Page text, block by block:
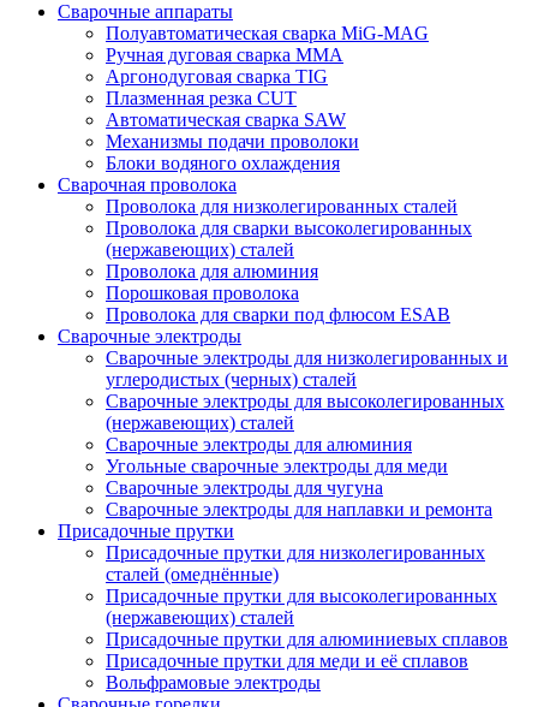
Сварочные аппараты
Полуавтоматическая сварка MiG-MAG
Ручная дуговая сварка MMA
Аргонодуговая сварка TIG
Плазменная резка CUT
Автоматическая сварка SAW
Механизмы подачи проволоки
Блоки водяного охлаждения
Сварочная проволока
Проволока для низколегированных сталей
Проволока для сварки высоколегированных
(нержавеющих) сталей
Проволока для алюминия
Порошковая проволока
Проволока для сварки под флюсом ESAB
Сварочные электроды
Сварочные электроды для низколегированных и
углеродистых (черных) сталей
Сварочные электроды для высоколегированных
(нержавеющих) сталей
Сварочные электроды для алюминия
Угольные сварочные электроды для меди
Сварочные электроды для чугуна
Сварочные электроды для наплавки и ремонта
Присадочные прутки
Присадочные прутки для низколегированных
сталей (омеднённые)
Присадочные прутки для высоколегированных
(нержавеющих) сталей
Присадочные прутки для алюминиевых сплавов
Присадочные прутки для меди и её сплавов
Вольфрамовые электроды